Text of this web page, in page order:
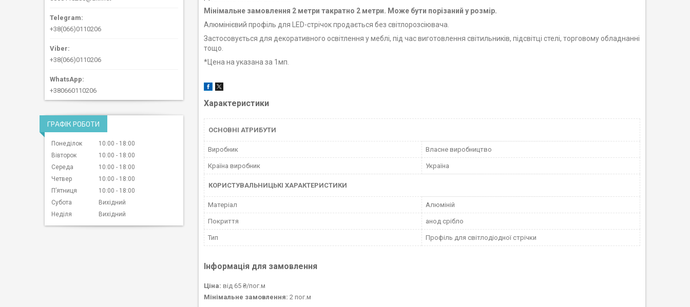
Мінімальне замовлення 2 метри такратно 2 метри. Може бути порізаний у розмір.
Алюмінієвий профіль для LED-стрічок продається без світлорозсіювача.
Застосовується для декоративного освітлення у меблі, під час виготовлення світильників, підсвітці стелі, торговому обладнанні
тощо.
*Цена на указана за 1мп.
Характеристики
ОСНОВНІ АТРИБУТИ
Виробник Власне виробництво
Країна виробник Україна
КОРИСТУВАЛЬНИЦЬКІ ХАРАКТЕРИСТИКИ
Матеріал Алюміній
Покриття анод срібло
Тип Профіль для світлодіодної стрічки
Інформація для замовлення
Ціна: від 65 ₴/пог.м
Мінімальне замовлення: 2 пог.м
+38(066)0110206
+38(066)0110206
+380660110206
ГРАФІК РОБОТИ
Понеділок 10:00
18:00
Вівторок
10:00
18:00
Середа
10:00
18:00
Четвер
10:00
18:00
Пʼятниця
10:00
18:00
Субота
Вихідний
Неділя
Вихідний